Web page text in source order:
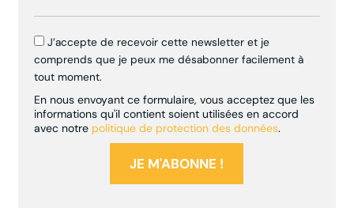
J’accepte de recevoir cette newsletter et je
comprends que je peux me désabonner facilement à
tout moment.
En nous envoyant ce formulaire, vous acceptez que les
informations qu'il contient soient utilisées en accord
avec notre politique de protection des données.